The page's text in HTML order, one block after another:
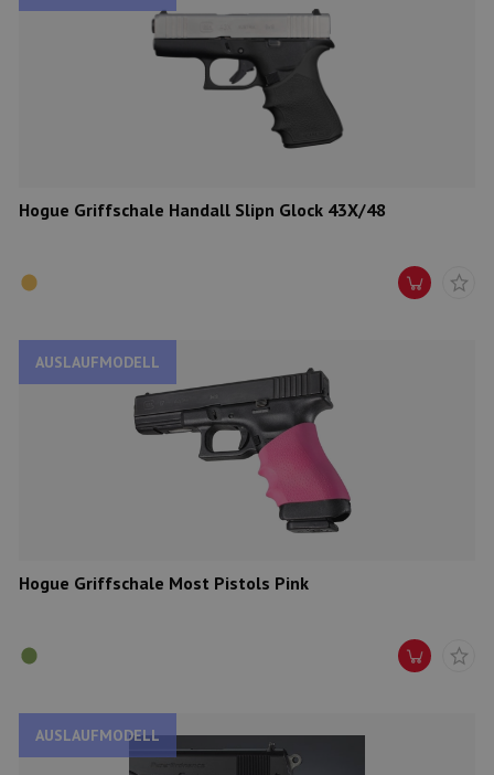
Hogue Griffschale Handall Slipn Glock 43X/48
AUSLAUFMODELL
Hogue Griffschale Most Pistols Pink
AUSLAUFMODELL